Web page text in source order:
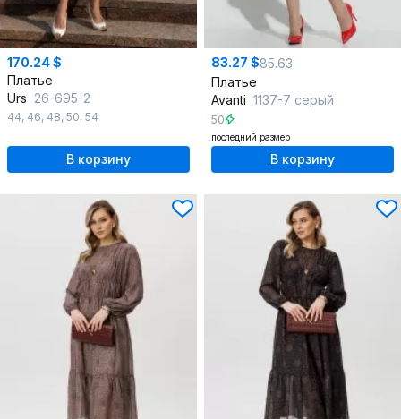
170.24 $
Платье
Urs 26-695-2
44, 46, 48, 50, 54
В корзину
83.27 $85.63
Платье
Avanti 1137-7 серый
50
последний размер
В корзину